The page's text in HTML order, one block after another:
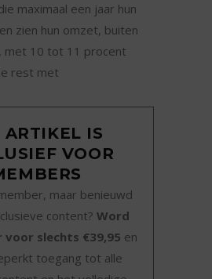
maximaal een jaar hun
zien hun omzet, buiten
met 10 tot 11 procent
rest met
ARTIKEL IS
VOOR
maar benieuwd
content? Word
voor slechts €39,95 en
toegang tot alle